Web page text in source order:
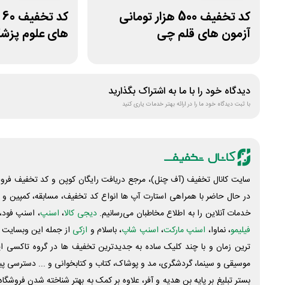
کد تخفیف 500 هزار تومانی
آزمون های قلم چی
های علوم
دیدگاه خود را با ما به اشتراک بگذارید
با ثبت دیدگاه خود ما را در ارائه بهتر خدمات یاری کنید
سایت کانال تخفیف (آف چنل)، مرجع دریافت رایگان کوپن و کد تخفیف
در حال حاضر با همراهی استارت آپ ها انواع کد تخفیف، مسابقه، کمپین
خدمات آنلاین را به اطلاع مخاطبان می‌رسانیم. دیجی کالا، اسنپ، اسنپ
فیلیمو، نماوا، اسنپ مارکت، اسنپ شاپ، باسلام و ازکی از جمله این وبسایت
ترین زمان و با چند کلیک ساده به جدیدترین تخفیف ها در گروه تاکسی
موسیقی و سینما، گردشگری، مد و پوشاک، کتاب و کتابخوانی و ... دسترسی
بستر تبلیغ بر پایه بن هدیه و آفر، علاوه بر کمک به بهتر شناخته شدن